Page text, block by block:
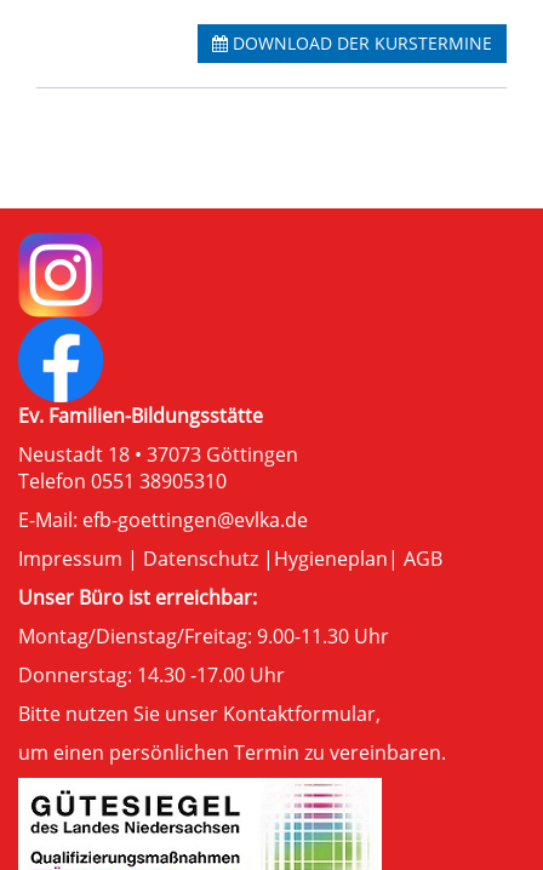
DOWNLOAD DER KURSTERMINE
Ev. Familien-Bildungsstätte
Neustadt 18 • 37073 Göttingen
Telefon 0551 38905310
E-Mail: efb-goettingen@evlka.de
Impressum | Datenschutz | Hygieneplan| AGB
Unser Büro ist erreichbar:
Montag/Dienstag/Freitag: 9.00-11.30 Uhr
Donnerstag: 14.30 -17.00 Uhr
Bitte nutzen Sie unser Kontaktformular,
um einen persönlichen Termin zu vereinbaren.